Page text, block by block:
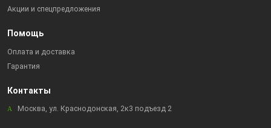
Акции и спецпредложения
Помощь
Оплата и доставка
Гарантия
Контакты
Москва, ул. Краснодонская, 2к3 подъезд 2